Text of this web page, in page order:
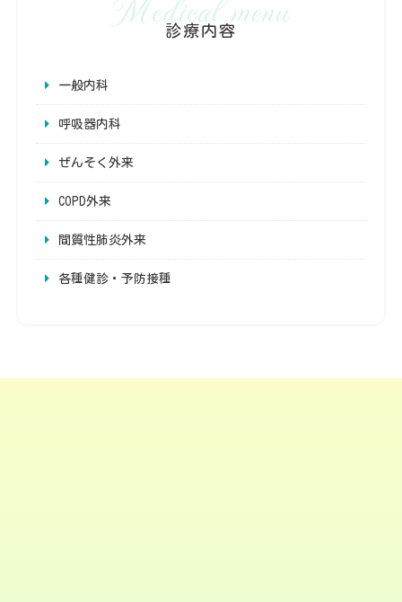
診療内容
一般内科
呼吸器内科
ぜんそく外来
COPD外来
間質性肺炎外来
各種健診・予防接種